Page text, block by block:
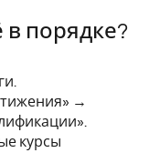
в порядке?
→
курсы